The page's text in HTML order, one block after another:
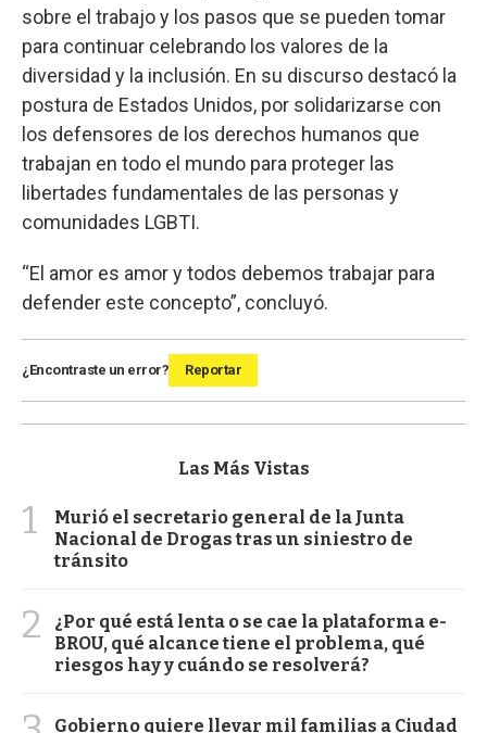
sobre el trabajo y los pasos que se pueden tomar
para continuar celebrando los valores de la
diversidad y la inclusión. En su discurso destacó la
postura de Estados Unidos, por solidarizarse con
los defensores de los derechos humanos que
trabajan en todo el mundo para proteger las
libertades fundamentales de las personas y
comunidades LGBTI.
“El amor es amor y todos debemos trabajar para
defender este concepto”, concluyó.
¿Encontraste un error? Reportar
Las Más Vistas
1
Murió el secretario general de la Junta
Nacional de Drogas tras un siniestro de
tránsito
2
¿Por qué está lenta o se cae la plataforma e-
BROU, qué alcance tiene el problema, qué
riesgos hay y cuándo se resolverá?
Gobierno quiere llevar mil familias a Ciudad